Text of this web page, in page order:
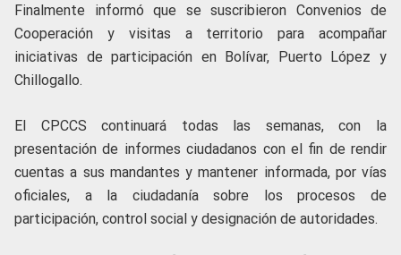
Finalmente informó que se suscribieron Convenios de
Cooperación y visitas a territorio para acompañar
iniciativas de participación en Bolívar, Puerto López y
Chillogallo.
El CPCCS continuará todas las semanas, con la
presentación de informes ciudadanos con el fin de rendir
cuentas a sus mandantes y mantener informada, por vías
oficiales, a la ciudadanía sobre los procesos de
participación, control social y designación de autoridades.